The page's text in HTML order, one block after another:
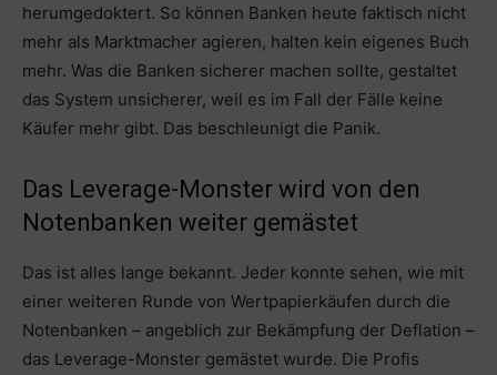
herumgedoktert. So können Banken heute faktisch nicht
mehr als Marktmacher agieren, halten kein eigenes Buch
mehr. Was die Banken sicherer machen sollte, gestaltet
das System unsicherer, weil es im Fall der Fälle keine
Käufer mehr gibt. Das beschleunigt die Panik.
Das Leverage-Monster wird von den
Notenbanken weiter gemästet
Das ist alles lange bekannt. Jeder konnte sehen, wie mit
einer weiteren Runde von Wertpapierkäufen durch die
Notenbanken – angeblich zur Bekämpfung der Deflation –
das Leverage-Monster gemästet wurde. Die Profis